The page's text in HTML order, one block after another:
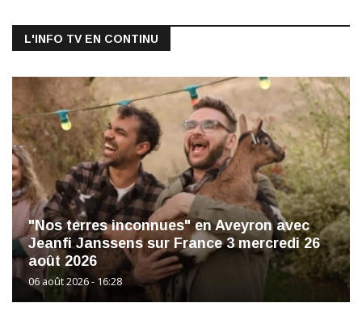
L'INFO TV EN CONTINU
"Nos terres inconnues" en Aveyron avec
Jeanfi Janssens sur France 3 mercredi 26
août 2026
06 août 2026 - 16:28